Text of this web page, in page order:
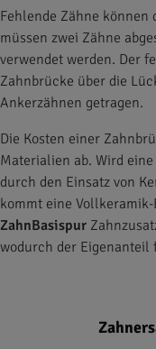
Fehlende Zähne
müssen zwei Zähne
verwendet werden. Der
Zahnbrücke über die
Ankerzähnen getragen.
Die Kosten einer
Materialien ab. Wird
durch den Einsatz von
kommt eine
ZahnBasispur
wodurch der